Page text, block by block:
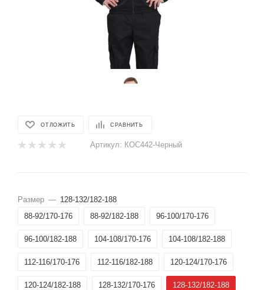
ОТЛОЖИТЬ СРАВНИТЬ
Артикул: КОС442-Черный
Размер — 128-132/182-188
88-92/170-176
88-92/182-188 96-100/170-176
96-100/182-188 104-108/170-176 104-108/182-188
112-116/170-176 112-116/182-188 120-124/170-176
120-124/182-188 128-132/170-176 128-132/182-188